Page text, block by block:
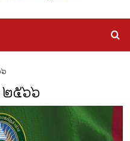
๒๕๖๖